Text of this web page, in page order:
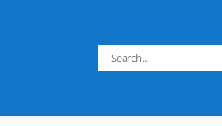
Search
for: